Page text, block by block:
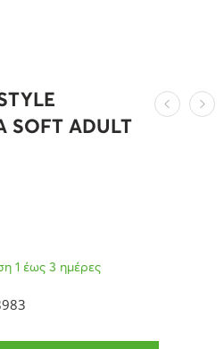
ADULT
1 έως 3 ημέρες